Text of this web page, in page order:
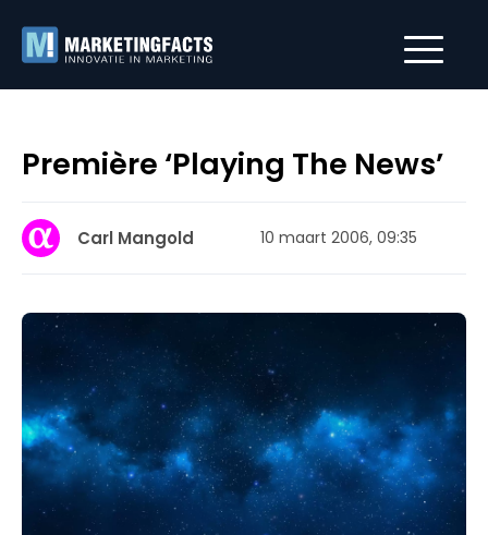
Première ‘Playing The News’
Carl Mangold 10 maart 2006, 09:35